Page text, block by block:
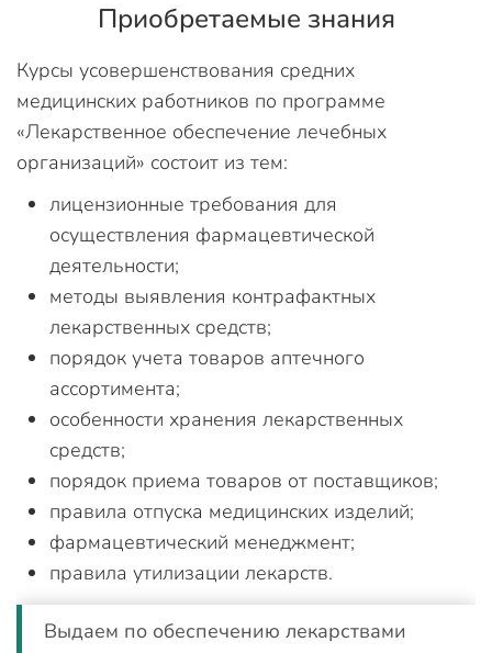
Приобретаемые знания
Курсы усовершенствования средних
медицинских работников по программе
«Лекарственное обеспечение лечебных
организаций» состоит из тем:
лицензионные требования для
осуществления фармацевтической
деятельности;
методы выявления контрафактных
лекарственных средств;
порядок учета товаров аптечного
ассортимента;
особенности хранения лекарственных
средств;
порядок приема товаров от поставщиков;
правила отпуска медицинских изделий;
фармацевтический менеджмент;
правила утилизации лекарств.
Выдаем по обеспечению лекарствами